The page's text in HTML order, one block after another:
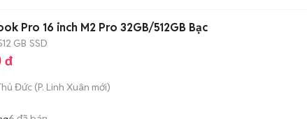
Pro 16 inch M2 Pro 32GB/512GB Bạc
GB SSD
đ
Đức (P. Linh Xuân mới)